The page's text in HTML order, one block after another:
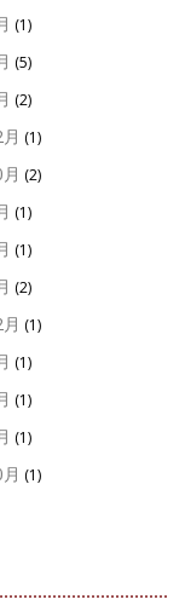
(1)
(5)
(2)
(1)
(2)
(1)
(1)
(2)
(1)
(1)
(1)
(1)
(1)